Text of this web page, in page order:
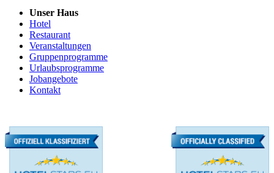
Unser Haus
Hotel
Restaurant
Veranstaltungen
Gruppenprogramme
Urlaubsprogramme
Jobangebote
Kontakt